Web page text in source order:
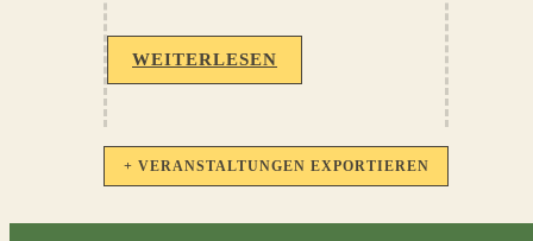
WEITERLESEN
+ VERANSTALTUNGEN EXPORTIEREN